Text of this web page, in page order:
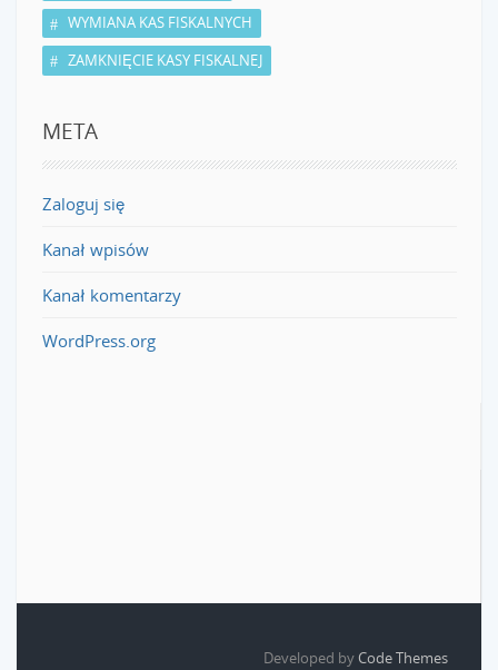
WYMIANA KAS FISKALNYCH
ZAMKNIĘCIE KASY FISKALNEJ
META
Zaloguj się
Kanał wpisów
Kanał komentarzy
WordPress.org
Developed byCode Themes